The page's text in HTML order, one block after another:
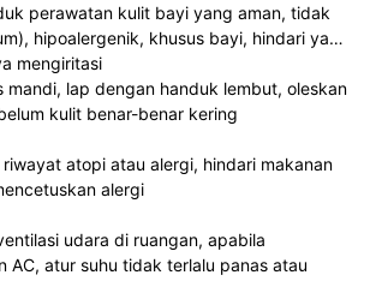
perawatan kulit bayi yang aman, tidak
hipoalergenik, khusus bayi, hindari yang
mengiritasi
mandi, lap dengan handuk lembut, oleskan
kulit benar-benar kering
atopi atau alergi, hindari makanan
alergi
udara di ruangan, apabila
AC, atur suhu tidak terlalu panas atau